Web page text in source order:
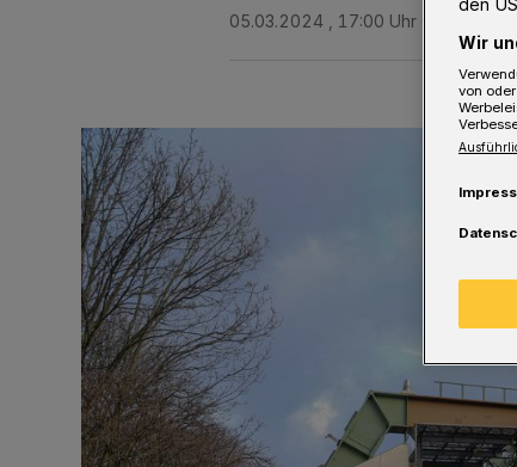
05.03.2024 , 17:00 Uhr
den
Wir
von